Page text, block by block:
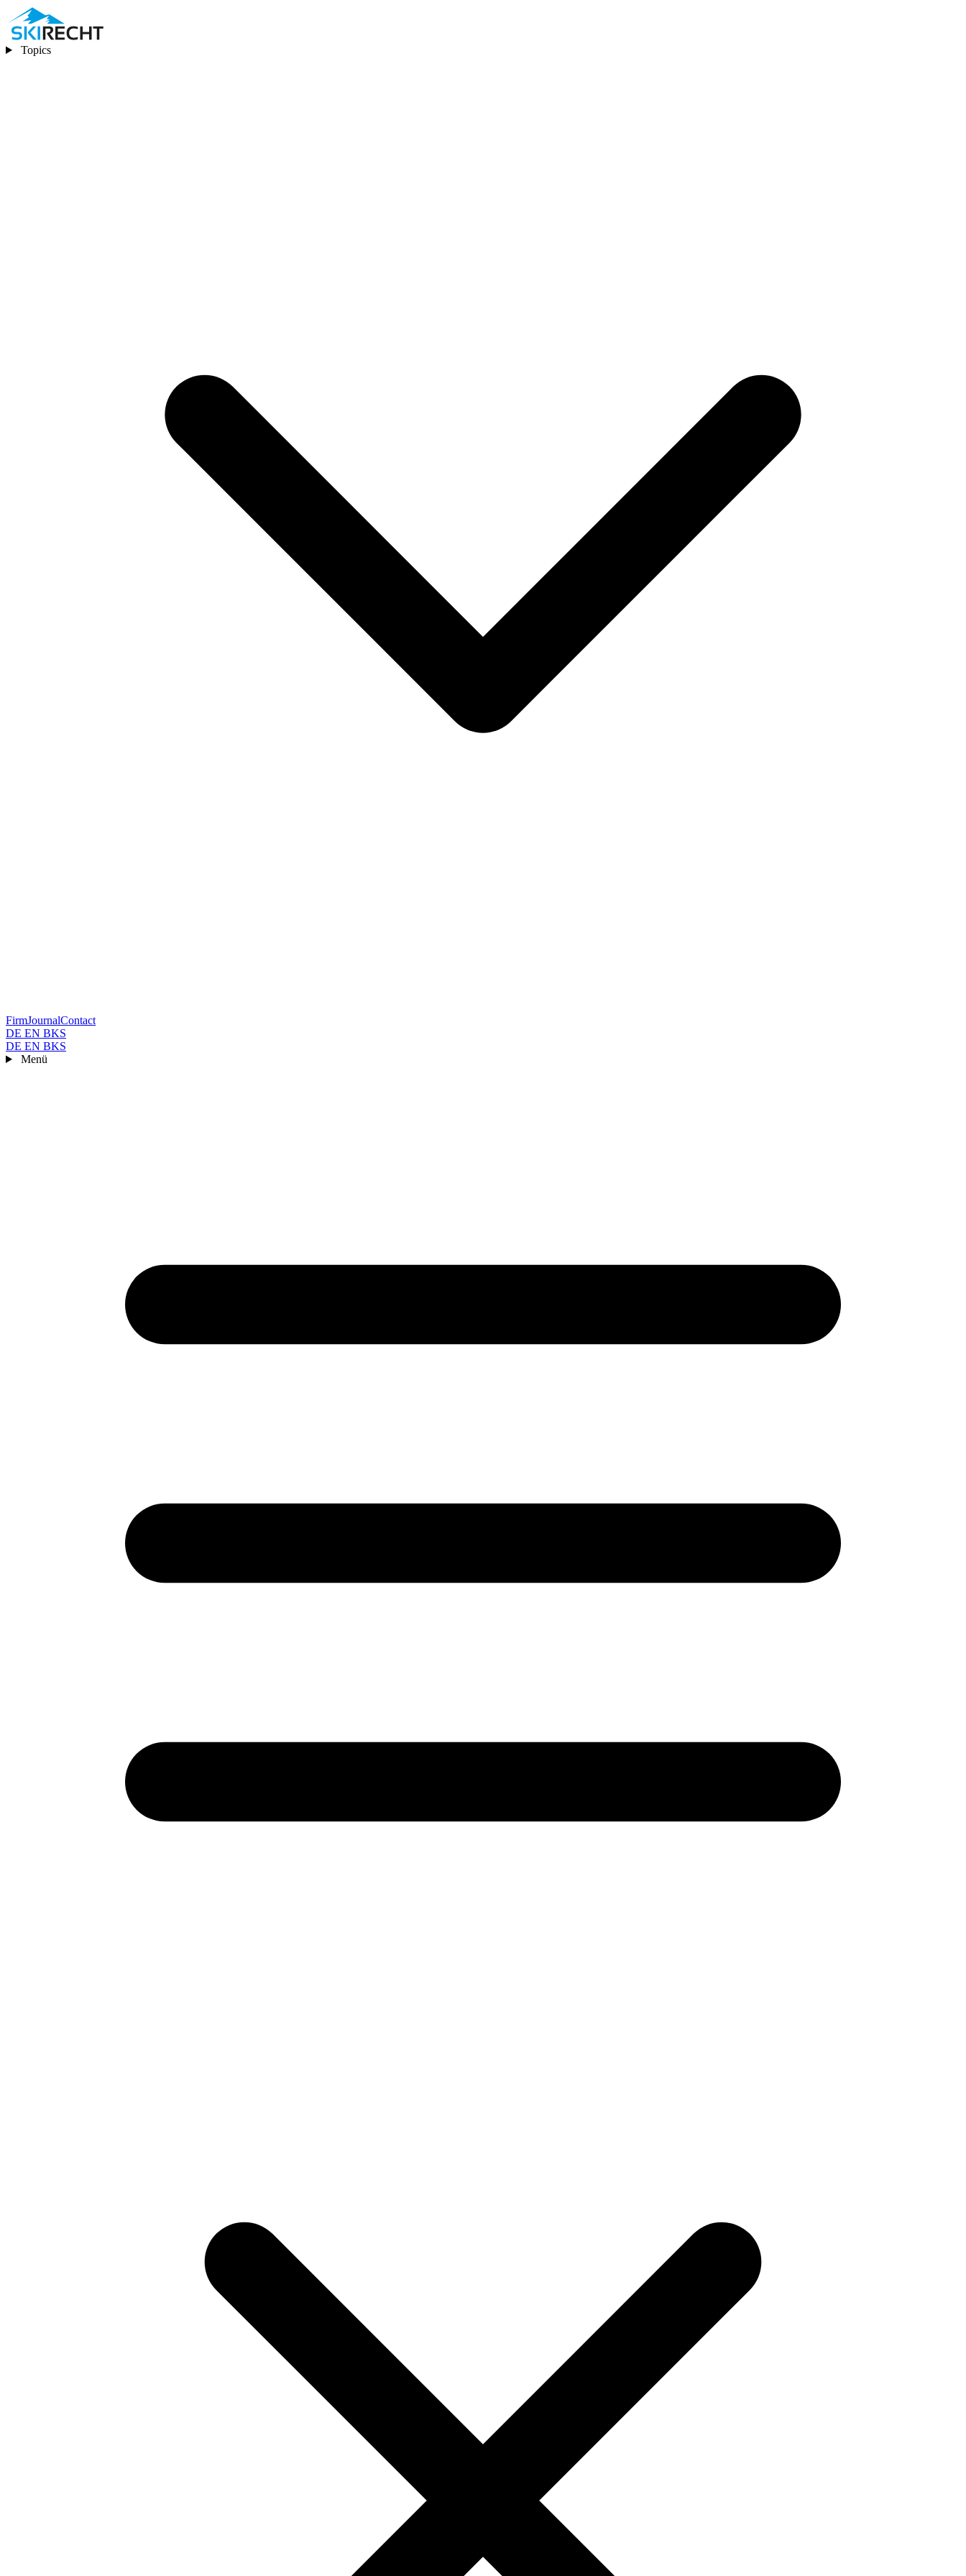
Topics
FirmJournalContact
DE EN BKS
DE EN BKS
Menü